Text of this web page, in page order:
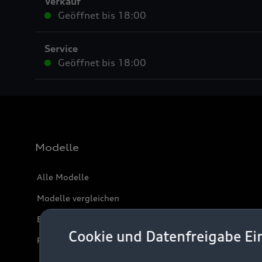
Cookie und Datenfreigabe
Geöffnet bis 18:00
Service
Geöffnet bis 18:00
Modelle
Alle Modelle
Modelle vergleichen
Elektromodelle
Plug-in-Hybride